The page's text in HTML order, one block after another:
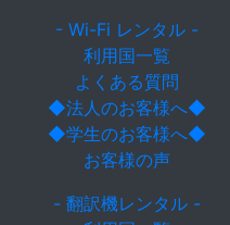
- Wi-Fi レンタル -
利用国一覧
よくある質問
◆法人のお客様へ◆
◆学生のお客様へ◆
お客様の声
- 翻訳機レンタル -